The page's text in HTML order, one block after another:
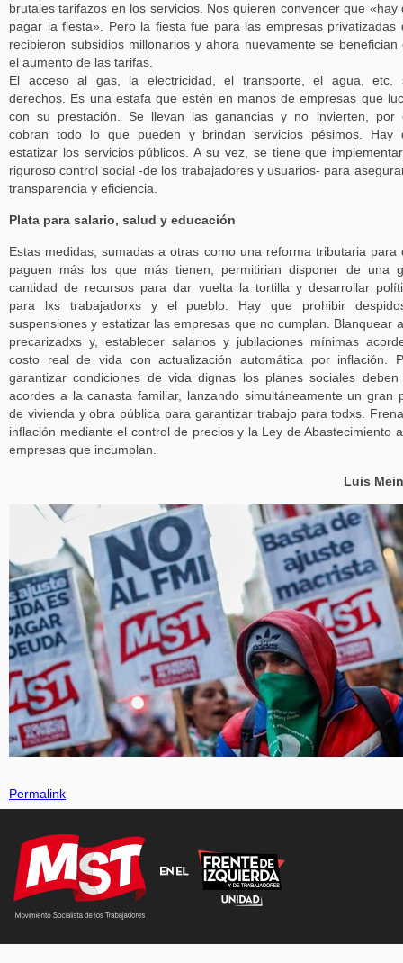
brutales tarifazos en los servicios. Nos quieren convencer que «hay
pagar la fiesta». Pero la fiesta fue para las empresas privatizadas
recibieron subsidios millonarios y ahora nuevamente se benefician
el aumento de las tarifas.
El acceso al gas, la electricidad, el transporte, el agua, etc.
derechos. Es una estafa que estén en manos de empresas que
con su prestación. Se llevan las ganancias y no invierten, por
cobran todo lo que pueden y brindan servicios pésimos. Hay
estatizar los servicios públicos. A su vez, se tiene que
riguroso control social -de los trabajadores y usuarios- para
transparencia y eficiencia.
Plata para salario, salud y educación
Estas medidas, sumadas a otras como una reforma tributaria para
paguen más los que más tienen, permitirian disponer de una
cantidad de recursos para dar vuelta la tortilla y desarrollar
para lxs trabajadorxs y el pueblo. Hay que prohibir
suspensiones y estatizar las empresas que no cumplan. Blanquear
precarizadxs y, establecer salarios y jubilaciones mínimas
costo real de vida con actualización automática por inflación.
garantizar condiciones de vida dignas los planes sociales deben
acordes a la canasta familiar, lanzando simultáneamente un gran
de vivienda y obra pública para garantizar trabajo para todxs.
inflación mediante el control de precios y la Ley de Abastecimiento
empresas que incumplan.
Luis
Permalink